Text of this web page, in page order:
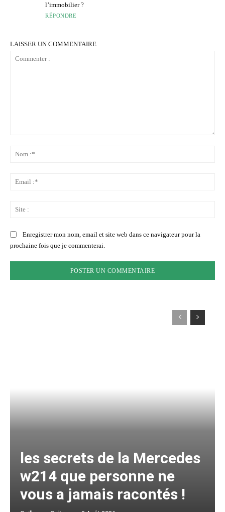
l’immobilier ?
RÉPONDRE
LAISSER UN COMMENTAIRE
Enregistrer mon nom, email et site web dans ce navigateur pour la
prochaine fois que je commenterai.
les secrets de la Mercedes
w214 que personne ne
vous a jamais racontés !